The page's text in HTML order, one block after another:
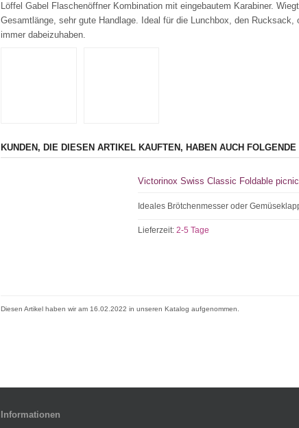
Löffel Gabel Flaschenöffner Kombination mit eingebautem Karabiner.
Gesamtlänge, sehr gute Handlage. Ideal für die Lunchbox, den
immer dabeizuhaben.
KUNDEN, DIE DIESEN ARTIKEL KAUFTEN, HABEN AUCH
Victorinox Swiss Classic Foldable
Ideales Brötchenmesser oder
Lieferzeit:2-5 Tage
Diesen Artikel haben wir am 16.02.2022 in unseren Katalog aufgenommen.
Informationen